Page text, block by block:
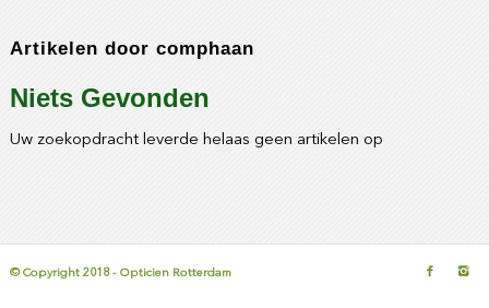
Artikelen door comphaan
Niets Gevonden
Uw zoekopdracht leverde helaas geen artikelen op
© Copyright 2018 - Opticien Rotterdam